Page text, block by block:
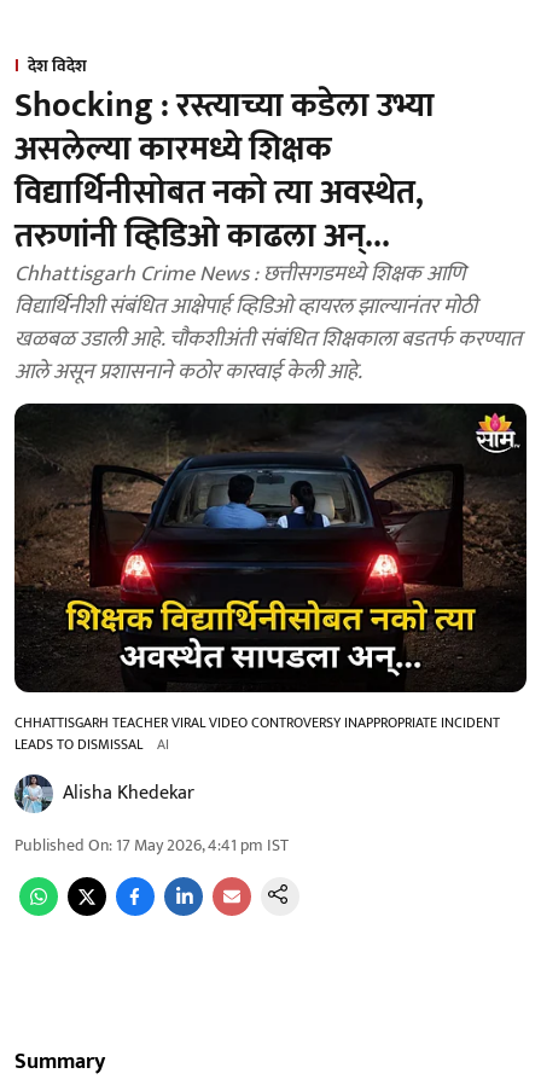
देश विदेश
Shocking : रस्त्याच्या कडेला उभ्या
असलेल्या कारमध्ये शिक्षक
विद्यार्थिनीसोबत नको त्या अवस्थेत,
तरुणांनी व्हिडिओ काढला अन्...
Chhattisgarh Crime News : छत्तीसगडमध्ये शिक्षक आणि
विद्यार्थिनीशी संबंधित आक्षेपार्ह व्हिडिओ व्हायरल झाल्यानंतर मोठी
खळबळ उडाली आहे. चौकशीअंती संबंधित शिक्षकाला बडतर्फ करण्यात
आले असून प्रशासनाने कठोर कारवाई केली आहे.
CHHATTISGARH TEACHER VIRAL VIDEO CONTROVERSY INAPPROPRIATE INCIDENT
LEADS TO DISMISSAL AI
Alisha Khedekar
Published On:17 May 2026, 4:41 pm IST
Summary